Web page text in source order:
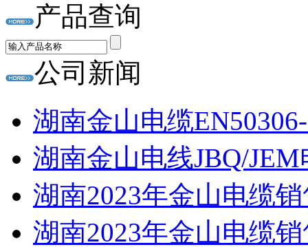
产品查询
公司新闻
湖南金山电缆
湖南金山电线JBQ/
湖南2023年金山电缆
湖南2023年金山电缆